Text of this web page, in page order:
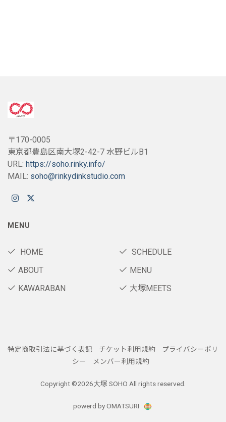
〒170-0005
東京都豊島区南大塚2-42-7 水野ビルB1
URL: https://soho.rinky.info/
MAIL: soho@rinkydinkstudio.com
MENU
HOME
SCHEDULE
ABOUT
MENU
KAWARABAN
大塚MEETS
特定商取引法に基づく表記 チケット利用規約
プライバシーポリ
シー
メンバー利用規約
Copyright ©2026大塚 SOHO All rights reserved.
powerd by OMATSURI